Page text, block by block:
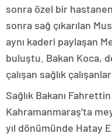
sonra özel bir
sonra sağ çıkarılan
aynı kaderi paylaşan
buluştu. Bakan Koca,
çalışan sağlık
Sağlık Bakanı
Kahramanmaraş’ta
yıl dönümünde Hatay